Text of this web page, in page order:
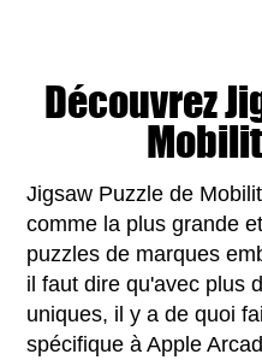
Découvrez
Jigsaw Puzzle de
comme la plus grande
puzzles de marques
il faut dire qu'avec plus
uniques, il y a de quoi
spécifique à Apple